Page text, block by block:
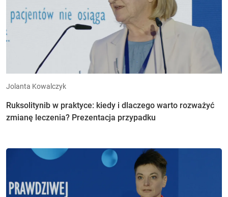
Jolanta Kowalczyk
Ruksolitynib w praktyce: kiedy i dlaczego warto rozważyć
zmianę leczenia? Prezentacja przypadku